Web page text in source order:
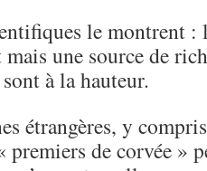
le montrent
une source de
à la hauteur.
étrangères, y
premiers de corvée »